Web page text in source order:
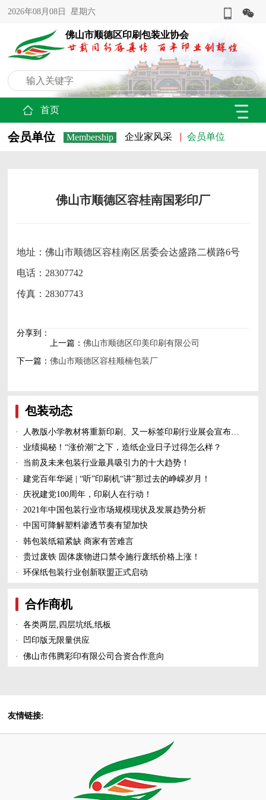
2026年08月08日 星期六
佛山市顺德区印刷包装业协会
首页
会员单位 Membership 企业家风采 会员单位
佛山市顺德区容桂南国彩印厂
地址：佛山市顺德区容桂南区居委会达盛路二横路6号
电话：28307742
传真：28307743
分享到：
上一篇： 佛山市顺德区印美印刷有限公司
下一篇： 佛山市顺德区容桂顺楠包装厂
包装动态
·
人教版小学教材将重新印刷、又一标签印刷行业展会宣布延期、5家造纸及包装印刷富豪上榜新财富500富人榜......
·
业绩揭秘！“涨价潮”之下，造纸企业日子过得怎么样？
·
当前及未来包装行业最具吸引力的十大趋势！
·
建党百年华诞 | “听”印刷机“讲”那过去的峥嵘岁月！
·
庆祝建党100周年，印刷人在行动！
·
2021年中国包装行业市场规模现状及发展趋势分析
·
中国可降解塑料渗透节奏有望加快
·
韩包装纸箱紧缺 商家有苦难言
·
贵过废铁 固体废物进口禁令施行废纸价格上涨！
·
环保纸包装行业创新联盟正式启动
合作商机
·
各类两层,四层坑纸,纸板
·
凹印版无限量供应
·
佛山市伟腾彩印有限公司合资合作意向
友情链接: